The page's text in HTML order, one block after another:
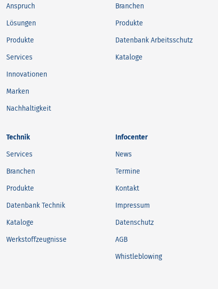
Anspruch
Lösungen
Produkte
Services
Innovationen
Marken
Nachhaltigkeit
Branchen
Produkte
Datenbank Arbeitsschutz
Kataloge
Technik
Services
Branchen
Produkte
Datenbank Technik
Kataloge
Werkstoffzeugnisse
Infocenter
News
Termine
Kontakt
Impressum
Datenschutz
AGB
Whistleblowing